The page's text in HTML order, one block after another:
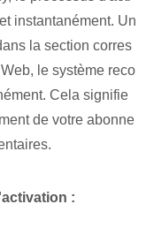
instantanément. Un
la section corres
le système reco
Cela signifie⁤
de votre abonne
: